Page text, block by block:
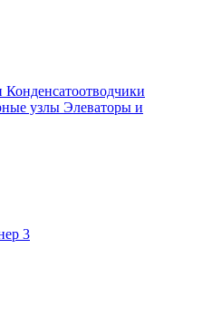
Конденсатоотводчики
Элеваторы и